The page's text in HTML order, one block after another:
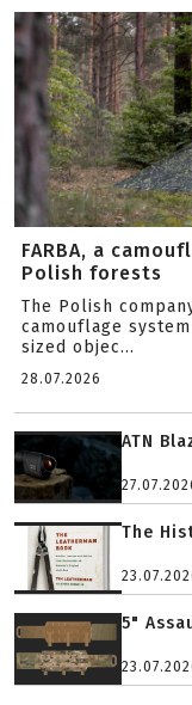
FARBA, a
Polish forests
The Polish
camouflage
sized objec...
28.07.2026
ATN
The
5"